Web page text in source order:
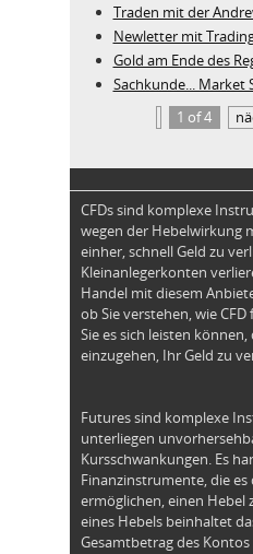
Traden mit der
Newletter mit
Gold am Ende des
Sachkunde... Market
1 of 4
CFDs sind komplexe
wegen der Hebelwirkung
einher, schnell Geld zu
Kleinanlegerkonten
Handel mit diesem
ob Sie verstehen, wie
Sie es sich leisten können,
einzugehen, Ihr Geld zu
Futures sind komplexe
unterliegen
Kursschwankungen. Es
Finanzinstrumente, die es
ermöglichen, einen Hebel
eines Hebels beinhaltet
Gesamtbetrag des